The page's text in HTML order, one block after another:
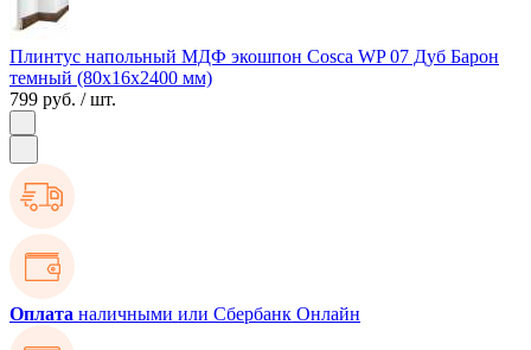
Плинтус напольный МДФ экошпон Cosca WP 07 Дуб Барон
темный (80х16х2400 мм)
799 руб. / шт.
Оплата наличными или Сбербанк Онлайн